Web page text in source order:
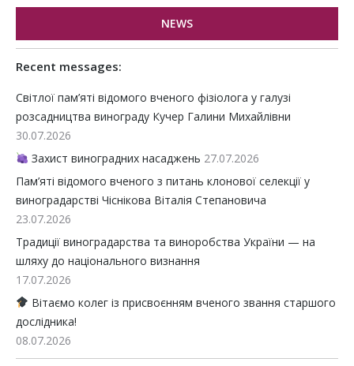
NEWS
Recent messages:
Світлої пам’яті відомого вченого фізіолога у галузі
розсадництва винограду Кучер Галини Михайлівни
30.07.2026
Захист виноградних насаджень 27.07.2026
Пам’яті відомого вченого з питань клонової селекції у
виноградарстві Чіснікова Віталія Степановича
23.07.2026
Традиції виноградарства та виноробства України — на
шляху до національного визнання
17.07.2026
Вітаємо колег із присвоєнням вченого звання старшого
дослідника!
08.07.2026